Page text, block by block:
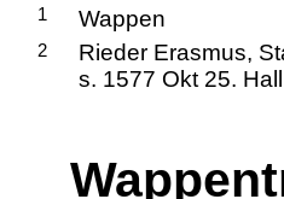
1 Wappen
2
Rieder Erasmus,
s. 1577 Okt 25.